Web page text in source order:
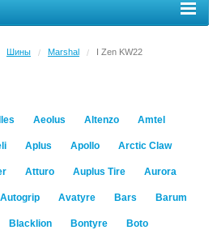
Шины / Marshal / I Zen KW22
Aeolus Altenzo Amtel
Aplus Apollo Arctic Claw
Atturo Auplus Tire Aurora
Autogrip Avatyre Bars Barum
Blacklion Bontyre Boto